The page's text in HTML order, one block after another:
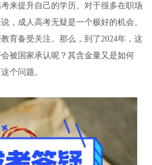
来提升自己的学历。对于很多在职场
，成人高考无疑是一个极好的机会。
育备受关注。那么，到了2024年，这
被国家承认呢？其含金量又是如何
个问题。